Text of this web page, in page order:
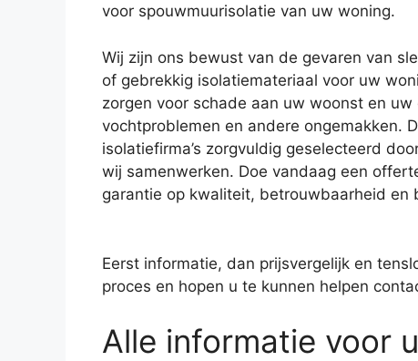
voor spouwmuurisolatie van uw woning.
Wij zijn ons bewust van de gevaren van
of gebrekkig isolatiemateriaal voor uw
zorgen voor schade aan uw woonst en
vochtproblemen en andere ongemakken.
isolatiefirma’s zorgvuldig geselecteerd
wij samenwerken. Doe vandaag een
garantie op kwaliteit, betrouwbaarheid en
Eerst informatie, dan prijsvergelijk en
proces en hopen u te kunnen helpen
Alle informatie voor